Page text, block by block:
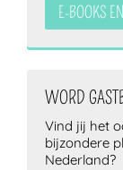
E-BOOKS
WORD
Vind jij het
bijzondere
Nederland?